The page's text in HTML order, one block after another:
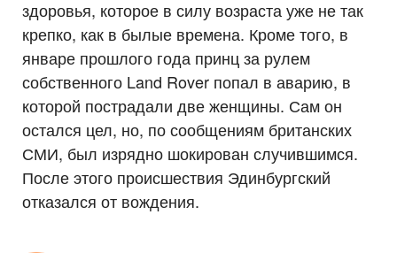
здоровья, которое в силу возраста уже не так
крепко, как в былые времена. Кроме того, в
январе прошлого года принц за рулем
собственного Land Rover попал в аварию, в
которой пострадали две женщины. Сам он
остался цел, но, по сообщениям британских
СМИ, был изрядно шокирован случившимся.
После этого происшествия Эдинбургский
отказался от вождения.